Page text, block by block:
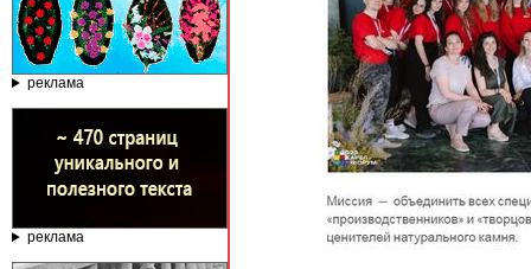
реклама
реклама